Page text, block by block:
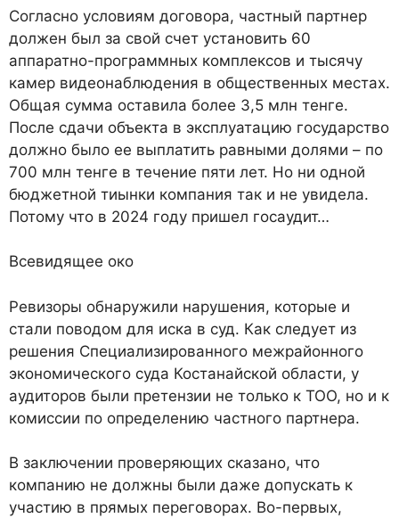
Согласно условиям договора, частный партнер
должен был за свой счет установить 60
аппаратно-программных комплексов и тысячу
камер видеонаблюдения в общественных местах.
Общая сумма оставила более 3,5 млн тенге.
После сдачи объекта в эксплуатацию государство
должно было ее выплатить равными долями – по
700 млн тенге в течение пяти лет. Но ни одной
бюджетной тиынки компания так и не увидела.
Потому что в 2024 году пришел госаудит…
Всевидящее око
Ревизоры обнаружили нарушения, которые и
стали поводом для иска в суд. Как следует из
решения Специализированного межрайонного
экономического суда Костанайской области, у
аудиторов были претензии не только к ТОО, но и к
комиссии по определению частного партнера.
В заключении проверяющих сказано, что
компанию не должны были даже допускать к
участию в прямых переговорах. Во-первых,